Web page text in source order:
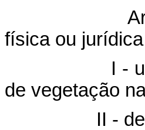
física ou
de vegetação
detenha a